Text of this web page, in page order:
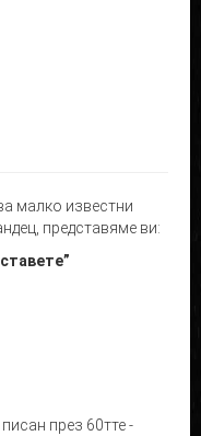
малко известни
представяме ви:
през 60тте -